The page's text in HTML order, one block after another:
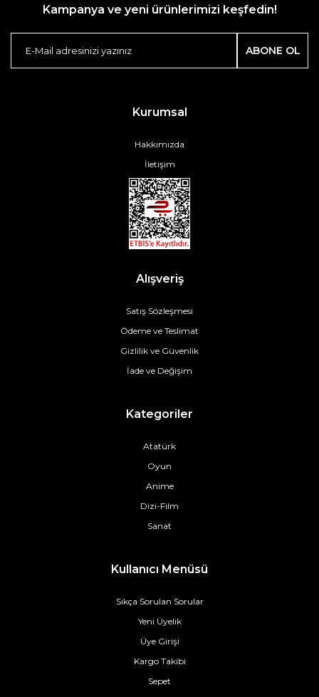
Kampanya ve yeni ürünlerimizi keşfedin!
ABONE OL
Kurumsal
Hakkımızda
İletişim
Alışveriş
Satış Sözleşmesi
Ödeme ve Teslimat
Gizlilik ve Güvenlik
İade ve Değişim
Kategoriler
Atatürk
Oyun
Anime
Dizi-Film
Sanat
Kullanıcı Menüsü
Sıkça Sorulan Sorular
Yeni Üyelik
Üye Girişi
Kargo Takibi
Sepet